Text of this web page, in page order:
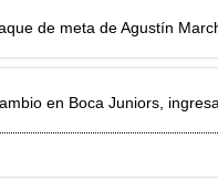
de meta de Agustín
en Boca Juniors,